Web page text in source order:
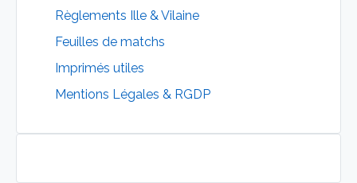
Règlements Ille & Vilaine
Feuilles de matchs
Imprimés utiles
Mentions Légales & RGDP